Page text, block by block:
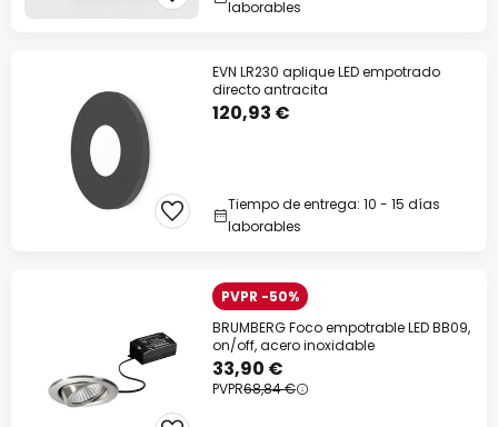
laborables
EVN LR230 aplique LED empotrado
directo antracita
120,93 €
Tiempo de entrega: 10 - 15 días
laborables
PVPR -50%
BRUMBERG Foco empotrable LED BB09,
on/off, acero inoxidable
33,90 €
PVPR68,84 €